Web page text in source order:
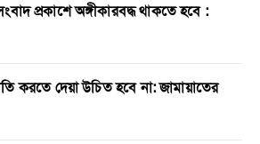
প্রকাশে অঙ্গীকারবদ্ধ থাকতে হবে :
করতে দেয়া উচিত হবে না: জামায়াতের